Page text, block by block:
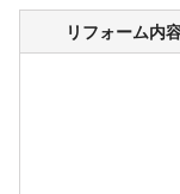
リフォーム内